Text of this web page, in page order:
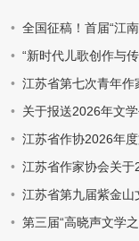
全国征稿！首届“江
“新时代儿歌创作与
江苏省第七次青年作
关于报送2026年文学
江苏省作协2026年
江苏省作家协会关
江苏省第九届紫金山
第三届“高晓声文学